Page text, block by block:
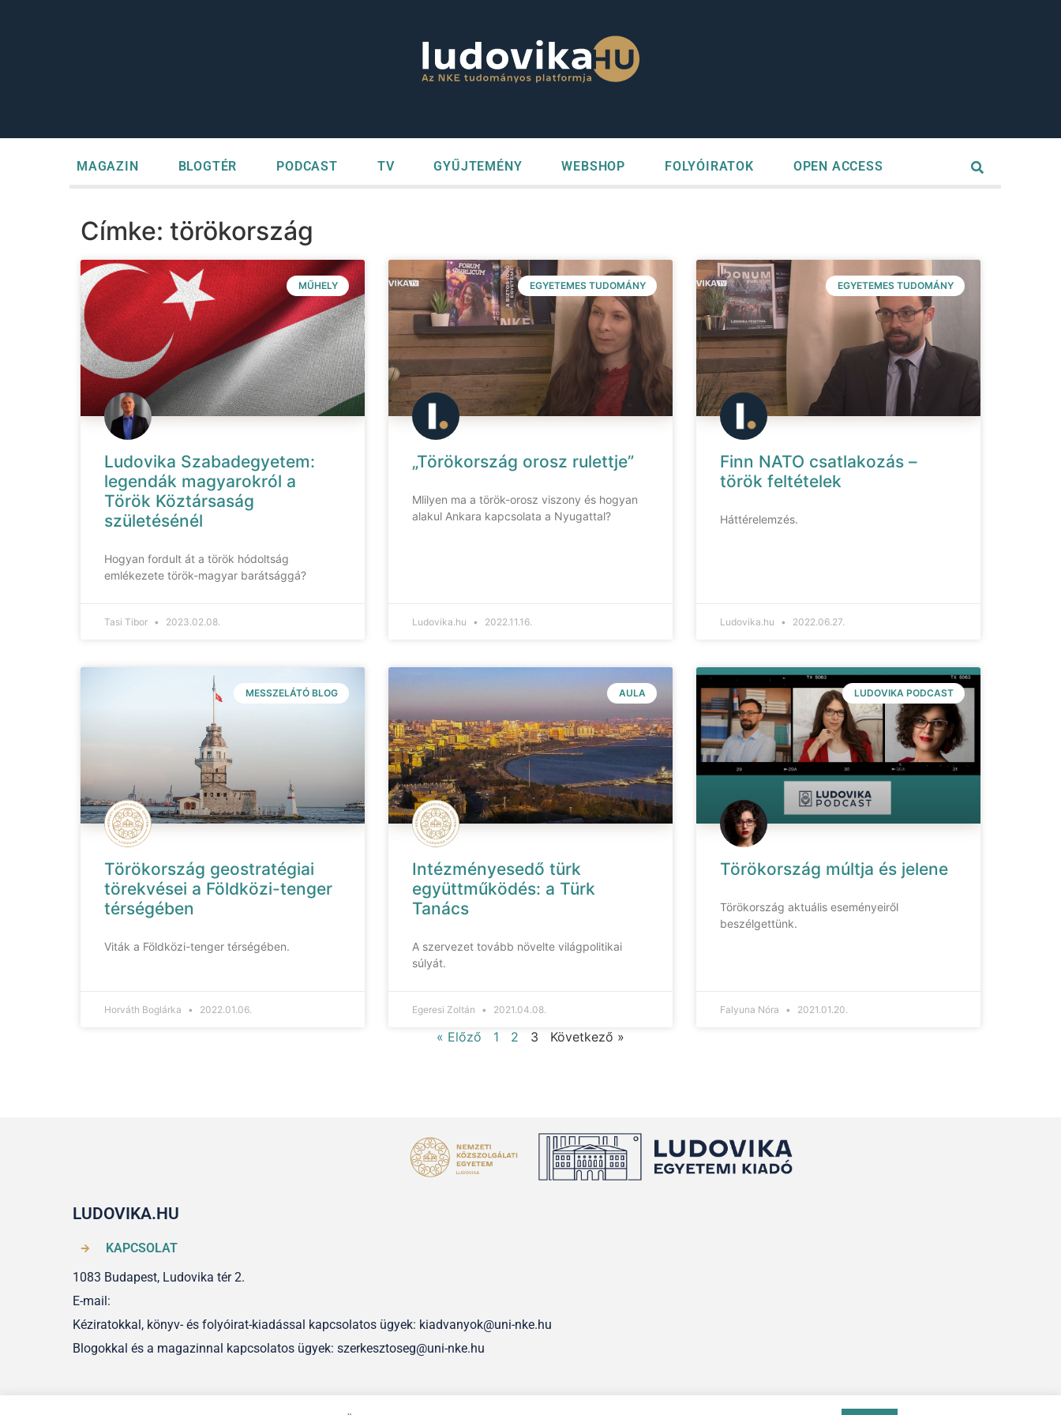
MAGAZIN BLOGTÉR PODCAST TV GYŰJTEMÉNY WEBSHOP FOLYÓIRATOK OPEN ACCESS
Címke: törökország
MŰHELY
Ludovika Szabadegyetem:
legendák magyarokról a
Török Köztársaság
születésénél
Hogyan fordult át a török hódoltság
emlékezete török-magyar barátsággá?
Tasi Tibor 2023.02.08.
EGYETEMES TUDOMÁNY
„Törökország orosz rulettje”
Mlilyen ma a török-orosz viszony és hogyan
alakul Ankara kapcsolata a Nyugattal?
Ludovika.hu 2022.11.16.
EGYETEMES TUDOMÁNY
Finn NATO csatlakozás –
török feltételek
Háttérelemzés.
Ludovika.hu 2022.06.27.
MESSZELÁTÓ BLOG
Törökország geostratégiai
törekvései a Földközi-tenger
térségében
Viták a Földközi-tenger térségében.
Horváth Boglárka 2022.01.06.
AULA
Intézményesedő türk
együttműködés: a Türk
Tanács
A szervezet tovább növelte világpolitikai
súlyát.
Egeresi Zoltán 2021.04.08.
LUDOVIKA PODCAST
Törökország múltja és jelene
Törökország aktuális eseményeiről
beszélgettünk.
Falyuna Nóra 2021.01.20.
« Előző 1 2 3 Következő »
LUDOVIKA.HU
KAPCSOLAT
1083 Budapest, Ludovika tér 2.
E-mail:
Kéziratokkal, könyv- és folyóirat-kiadással kapcsolatos ügyek: kiadvanyok@uni-nke.hu
Blogokkal és a magazinnal kapcsolatos ügyek: szerkesztoseg@uni-nke.hu